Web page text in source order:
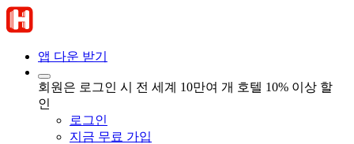
앱 다운 받기
회원은 로그인 시 전 세계 10만여 개 호텔 10% 이상 할
인
로그인
지금 무료 가입